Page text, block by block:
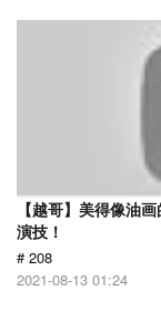
【越哥】美得像油
演技！
# 208
2021-08-13 01:24